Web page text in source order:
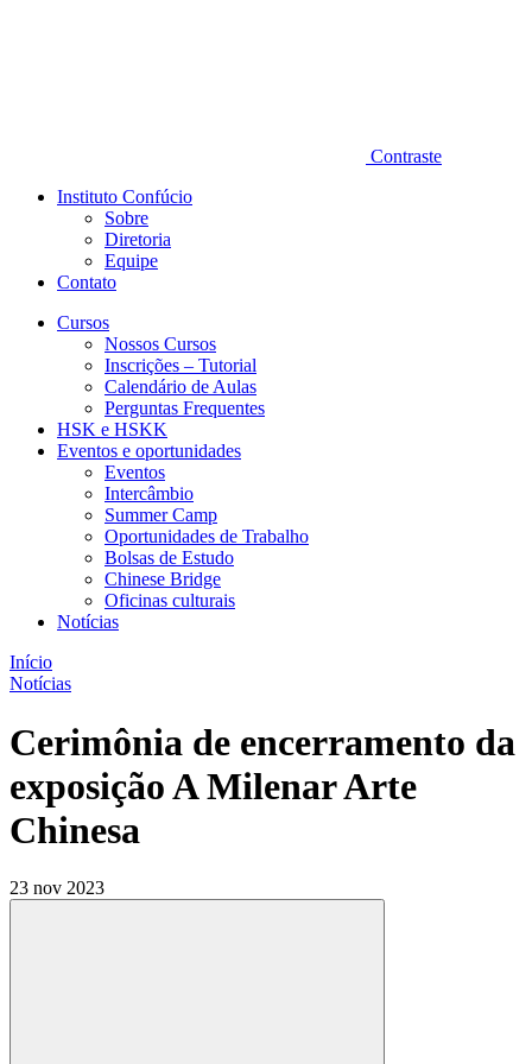
Contraste
Instituto Confúcio
Sobre
Diretoria
Equipe
Contato
Cursos
Nossos Cursos
Inscrições – Tutorial
Calendário de Aulas
Perguntas Frequentes
HSK e HSKK
Eventos e oportunidades
Eventos
Intercâmbio
Summer Camp
Oportunidades de Trabalho
Bolsas de Estudo
Chinese Bridge
Oficinas culturais
Notícias
Início
Notícias
Cerimônia de encerramento da
exposição A Milenar Arte
Chinesa
23 nov 2023